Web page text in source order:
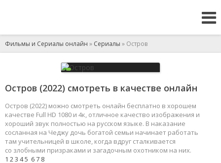
Фильмы и Сериалы онлайн » Сериалы » Остров
Остров (2022) смотреть в качестве онлайн
Остров (2022) можно смотреть онлайн бесплатно в хорошем
качестве Full HD 1080 и 4к, отличное качество изображения и
хороший звук полностью на русском языке. В наказание
сосланная на Чеджу дочь богатой семьи начинает работать
там учительницей в школе, когда вдруг сталкивается
со злобными призраками и загадочным охотником на них.
1 23 45 67 8